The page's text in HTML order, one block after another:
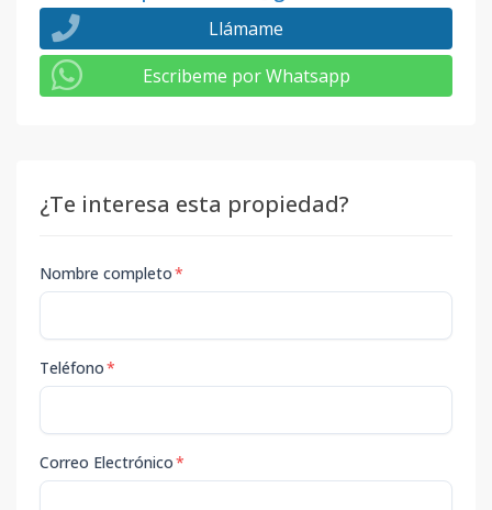
Llámame
Escribeme por Whatsapp
¿Te interesa esta propiedad?
Nombre completo*
Teléfono*
Correo Electrónico*